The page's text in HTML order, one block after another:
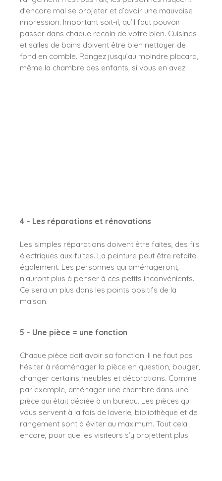
d’encore mal se projeter et d’avoir une mauvaise
impression. Important soit-il, qu’il faut pouvoir
passer dans chaque recoin de votre bien. Cuisines
et salles de bains doivent être bien nettoyer de
fond en comble. Rangez jusqu’au moindre placard,
même la chambre des enfants, si vous en avez.
4 – Les réparations et rénovations
Les simples réparations doivent être faites, des fils
électriques aux fuites. La peinture peut être refaite
également. Les personnes qui aménageront,
n’auront plus à penser à ces petits inconvénients.
Ce sera un plus dans les points positifs de la
maison.
5 – Une pièce = une fonction
Chaque pièce doit avoir sa fonction. Il ne faut pas
hésiter à réaménager la pièce en question, bouger,
changer certains meubles et décorations. Comme
par exemple, aménager une chambre dans une
pièce qui était dédiée à un bureau. Les pièces qui
vous servent à la fois de laverie, bibliothèque et de
rangement sont à éviter au maximum. Tout cela
encore, pour que les visiteurs s’y projettent plus.